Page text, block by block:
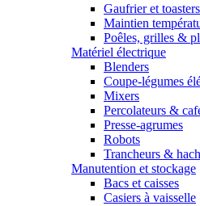
Gaufrier et toasters
Maintien
Poêles, grilles &
Matériel électrique
Blenders
Coupe-légumes
Mixers
Percolateurs &
Presse-agrumes
Robots
Trancheurs &
Manutention et stockage
Bacs et caisses
Casiers à vaisselle